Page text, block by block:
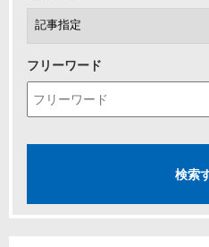
フリーワード